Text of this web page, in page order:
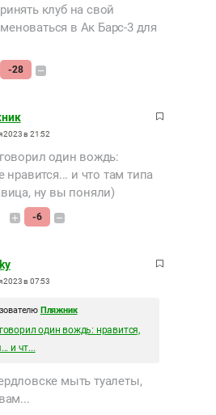
клуб на свой
в Ак Барс-3 для
-28
2023 в 21:52
один вождь:
нравится... и что там типа
ну вы поняли)
-6
2023 в 07:53
Пляжник
один вождь: нравится,
и чт...
мыть туалеты,